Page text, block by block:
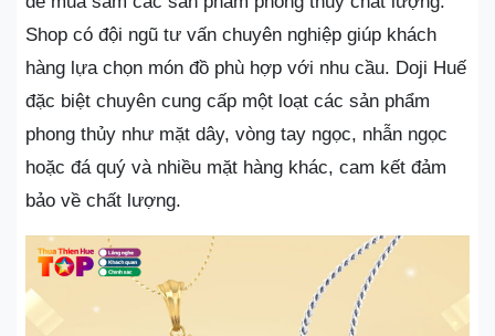
Shop có đội ngũ tư vấn chuyên nghiệp giúp khách
hàng lựa chọn món đồ phù hợp với nhu cầu. Doji Huế
đặc biệt chuyên cung cấp một loạt các sản phẩm
phong thủy như mặt dây, vòng tay ngọc, nhẫn ngọc
hoặc đá quý và nhiều mặt hàng khác, cam kết đảm
bảo về chất lượng.